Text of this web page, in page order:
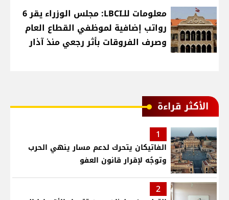
معلومات للـLBCI: مجلس الوزراء يقر 6
رواتب إضافية لموظفي القطاع العام
وصرف الفروقات بأثر رجعي منذ آذار
الأكثر قراءة
1
الفاتيكان يتحرك لدعم مسار ينهي الحرب
وتوجُه لإقرار قانون العفو
2